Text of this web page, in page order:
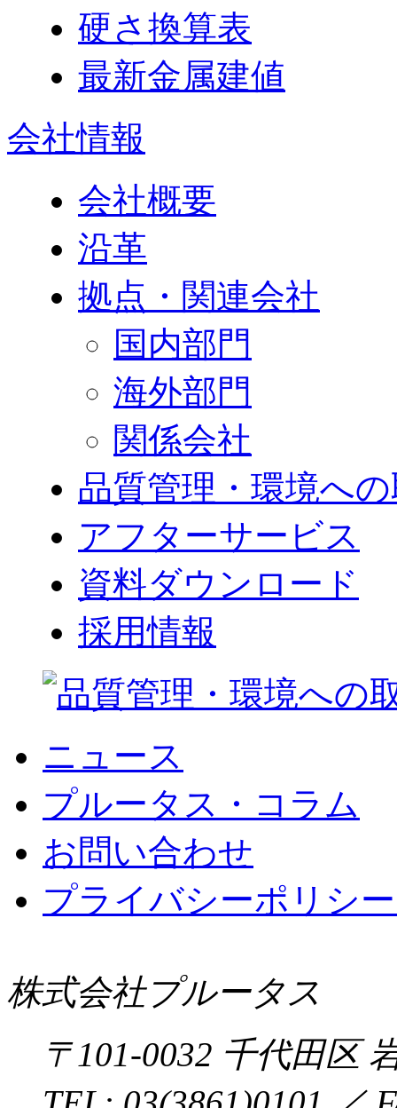
硬さ換算表
最新金属建値
会社情報
会社概要
沿革
拠点・関連会社
国内部門
海外部門
関係会社
品質管理・環境へ
アフターサービス
資料ダウンロード
採用情報
ニュース
プルータス・コラム
お問い合わせ
プライバシーポリシ
株式会社プルータス
〒101-0032 千代田区